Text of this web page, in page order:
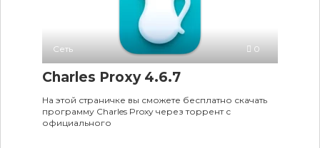
Сеть 0
Charles Proxy 4.6.7
На этой страничке вы сможете бесплатно скачать
программу Charles Proxy через торрент с
официального